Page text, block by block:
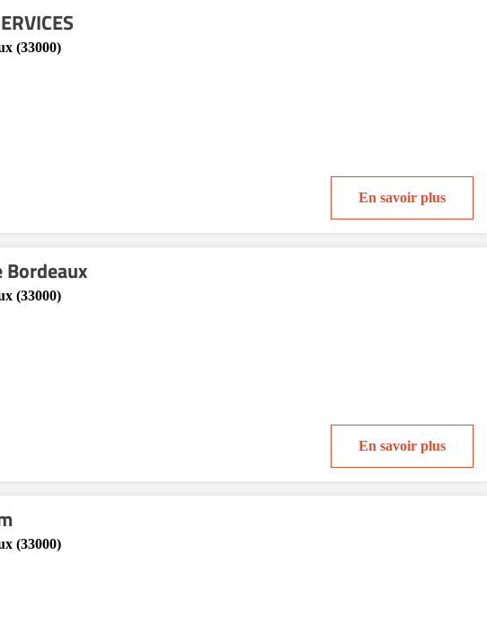
(33000)
En savoir plus
Bordeaux
(33000)
En savoir plus
(33000)